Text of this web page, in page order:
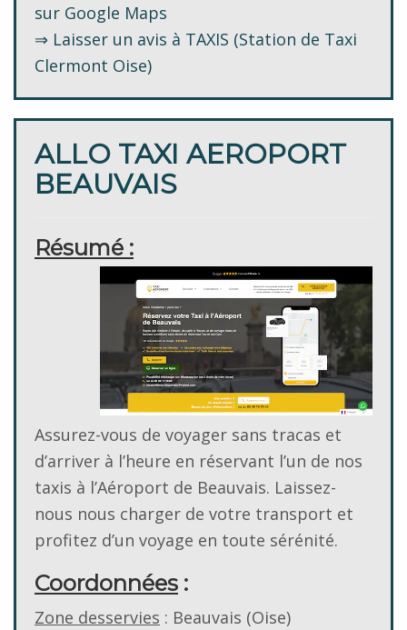
sur Google Maps
⇒ Laisser un avis à TAXIS (Station de Taxi
Clermont Oise)
ALLO TAXI AEROPORT
BEAUVAIS
Résumé :
Assurez-vous de voyager sans tracas et
d’arriver à l’heure en réservant l’un de nos
taxis à l’Aéroport de Beauvais. Laissez-
nous nous charger de votre transport et
profitez d’un voyage en toute sérénité.
Coordonnées :
Zone desservies : Beauvais (Oise)